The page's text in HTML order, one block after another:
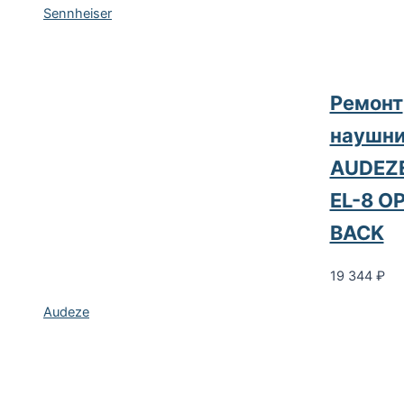
Sennheiser
Audeze
Ремонт
EL-8
BACK
19 344 ₽